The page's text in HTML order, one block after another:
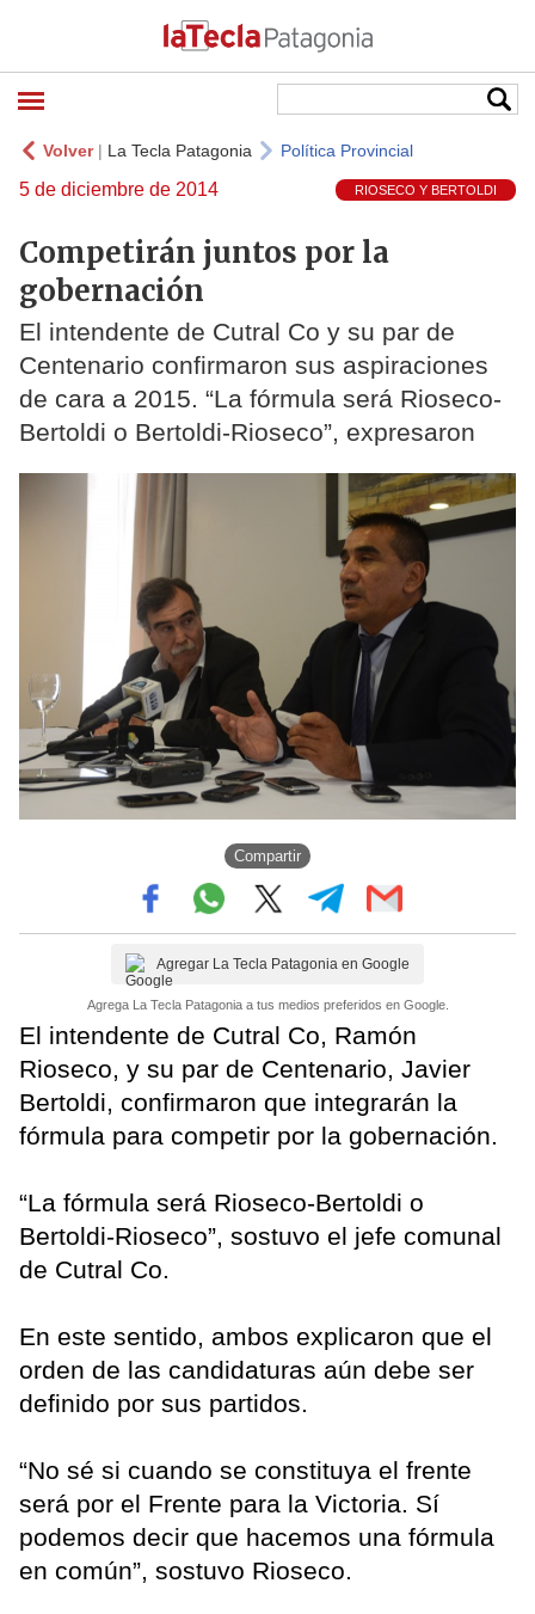
Volver| La Tecla Patagonia Política Provincial
5 de diciembre de 2014 RIOSECO Y BERTOLDI
Competirán juntos por la
gobernación
El intendente de Cutral Co y su par de
Centenario confirmaron sus aspiraciones
de cara a 2015. “La fórmula será Rioseco-
Bertoldi o Bertoldi-Rioseco”, expresaron
Compartir
Agregar La Tecla Patagonia en Google
Agrega La Tecla Patagonia a tus medios preferidos en Google.
El intendente de Cutral Co, Ramón
Rioseco, y su par de Centenario, Javier
Bertoldi, confirmaron que integrarán la
fórmula para competir por la gobernación.
“La fórmula será Rioseco-Bertoldi o
Bertoldi-Rioseco”, sostuvo el jefe comunal
de Cutral Co.
En este sentido, ambos explicaron que el
orden de las candidaturas aún debe ser
definido por sus partidos.
“No sé si cuando se constituya el frente
será por el Frente para la Victoria. Sí
podemos decir que hacemos una fórmula
en común”, sostuvo Rioseco.